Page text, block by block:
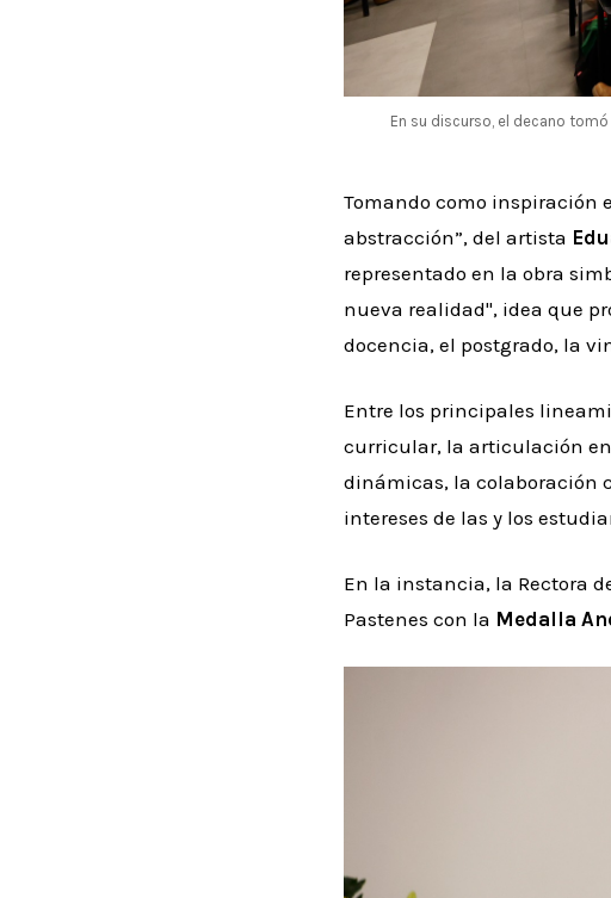
En su discurso, el decano
Tomando como inspiración
abstracción”, del artista
representado en la obra
nueva realidad", idea que
docencia, el postgrado, la
Entre los principales
curricular, la articulación
dinámicas, la colaboración
intereses de las y los
En la instancia, la Rectora
Pastenes con la Medalla